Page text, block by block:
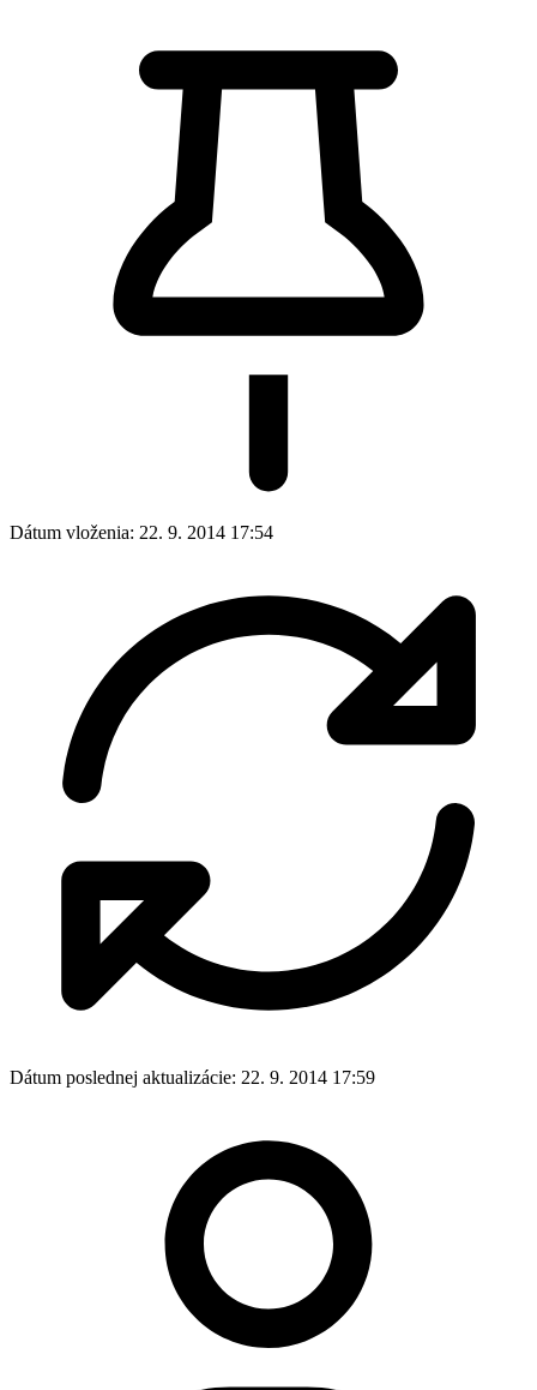
Dátum vloženia: 22. 9. 2014 17:54
Dátum poslednej aktualizácie: 22. 9. 2014 17:59